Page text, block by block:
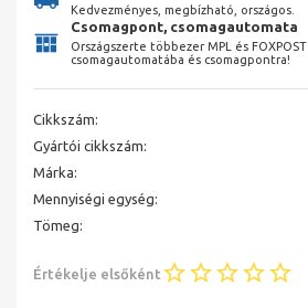
Kedvezményes, megbízható, országos.
Csomagpont, csomagautomata
Országszerte többezer MPL és FOXPOST
csomagautomatába és csomagpontra!
Cikkszám:
Gyártói cikkszám:
Márka:
Mennyiségi egység:
Tömeg:
Értékelje elsőként